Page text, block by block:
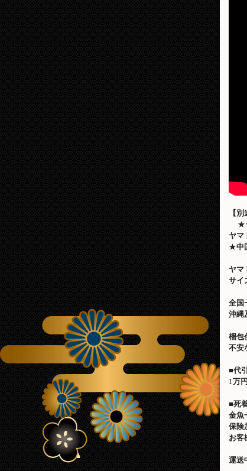
【
ヤマ
★中
ヤマ
サイ
全国
沖縄
梱包
不安
■代
1万
■死
金魚
保険
お客
運送